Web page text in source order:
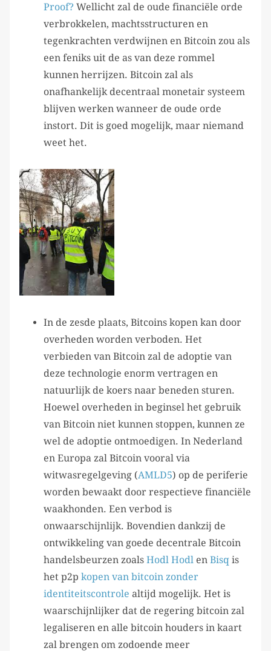
Proof? Wellicht zal de oude financiële orde
verbrokkelen, machtsstructuren en
tegenkrachten verdwijnen en Bitcoin zou als
een feniks uit de as van deze rommel
kunnen herrijzen. Bitcoin zal als
onafhankelijk decentraal monetair systeem
blijven werken wanneer de oude orde
instort. Dit is goed mogelijk, maar niemand
weet het.
In de zesde plaats, Bitcoins kopen kan door
overheden worden verboden. Het
verbieden van Bitcoin zal de adoptie van
deze technologie enorm vertragen en
natuurlijk de koers naar beneden sturen.
Hoewel overheden in beginsel het gebruik
van Bitcoin niet kunnen stoppen, kunnen ze
wel de adoptie ontmoedigen. In Nederland
en Europa zal Bitcoin vooral via
witwasregelgeving (AMLD5) op de periferie
worden bewaakt door respectieve financiële
waakhonden. Een verbod is
onwaarschijnlijk. Bovendien dankzij de
ontwikkeling van goede decentrale Bitcoin
handelsbeurzen zoals Hodl Hodl en Bisq is
het p2p kopen van bitcoin zonder
identiteitscontrole altijd mogelijk. Het is
waarschijnlijker dat de regering bitcoin zal
legaliseren en alle bitcoin houders in kaart
zal brengen om zodoende meer